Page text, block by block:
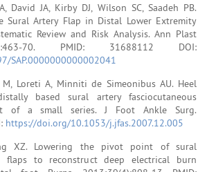
David JA, Kirby DJ, Wilson SC, Saadeh PB.
Sural Artery Flap in Distal Lower Extremity
Review and Risk Analysis. Ann Plast
70. PMID: 31688112 DOI:
SAP.0000000000002041
Loreti A, Minniti de Simeonibus AU. Heel
based sural artery fasciocutaneous
of a small series. J Foot Ankle Surg.
https://doi.org/10.1053/j.jfas.2007.12.005
XZ. Lowering the pivot point of sural
flaps to reconstruct deep electrical burn